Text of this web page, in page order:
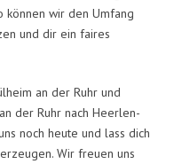
können wir den Umfang
und dir ein faires
an der Ruhr und
der Ruhr nach Heerlen-
noch heute und lass dich
Wir freuen uns